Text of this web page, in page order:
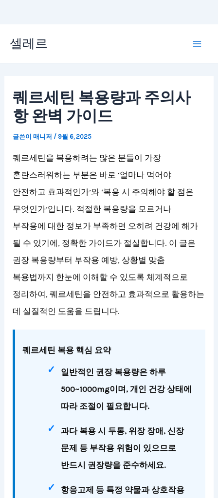
츠
셀레르
퀘르세틴 복용량과 주의사
항 완벽 가이드
글쓴이매니저 / 9월 6, 2025
퀘르세틴을 복용하려는 많은 분들이 가장
혼란스러워하는 부분은 바로 ‘얼마나 먹어야
안전하고 효과적인가’와 ‘복용 시 주의해야 할 점은
무엇인가’입니다. 적절한 복용량을 모르거나
부작용에 대한 정보가 부족하면 오히려 건강에 해가
될 수 있기에, 정확한 가이드가 절실합니다. 이 글은
권장 복용량부터 부작용 예방, 상황별 맞춤
복용법까지 한눈에 이해할 수 있도록 체계적으로
정리하여, 퀘르세틴을 안전하고 효과적으로 활용하는
데 실질적인 도움을 드립니다.
퀘르세틴 복용 핵심 요약
일반적인 권장 복용량은 하루
500~1000mg이며, 개인 건강 상태에
따라 조절이 필요합니다.
과다 복용 시 두통, 위장 장애, 신장
문제 등 부작용 위험이 있으므로
반드시 권장량을 준수하세요.
항응고제 등 특정 약물과 상호작용